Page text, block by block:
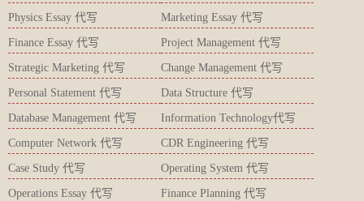
Physics Essay 代写 Marketing Essay 代写
Finance Essay 代写 Project Management 代写
Strategic Marketing 代写 Change Management 代写
Personal Statement 代写 Data Structure 代写
Database Management 代写 Information Technology代写
Computer Network 代写 CDR Engineering 代写
Case Study 代写 Operating System 代写
Operations Essay 代写 Finance Planning 代写